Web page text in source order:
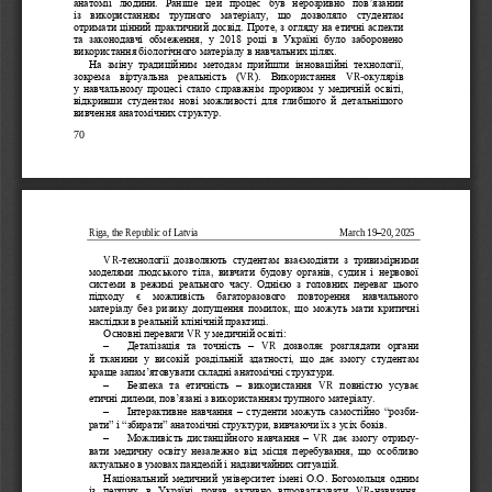
70
із
використанням трупного матеріалу, що дозволяло
студентам
отримати цінний практичний досвід Проте, з огляду на етичні аспекти
та  законодавчі  обмеження,  у  2018  році  в  Україні  було  заборонено
використання біологічного матеріалу в навчальних цілях.
На  зміну  традиційним  методам  прийшли  інноваційні  технології,
зокрема  віртуальна  реальність  (VR).  Використання VR-окулярів
у  навчальному  процесі  стало  справжнім  проривом  у  медичній  освіті,
відкривши  студентам  нові  можливості  для  глибшого  й  детальнішого
вивчення анатомічних структур.
Riga, the Republic of Latvia March 19–20, 2025
VR-технології  дозволяють  студентам  взаємодіяти  з  тривимірними
моделями  людського  тіла,  вивчати  будову  органів,  судин  і  нервової
системи  в  режимі  реального  часу.  Однією  з  головних  переваг  цього
підходу   є   можливість  багаторазового   повторення   навчального
матеріалу без ризику допущення помилок, що можуть мати критичні
наслідки в реальній клінічній практиці.
Основні переваги VR у медичній освіті:
–
Деталізація  та  точність – VR
дозволяє  розглядати  органи
й  тканини  у  високій  роздільній  здатності,  що  дає  змогу  студентам
краще запам’ятовувати складні анатомічні структури.
–
Безпека  та  етичність – використання VR
повністю  усуває
етичні дилеми, пов’язані з використанням трупного матеріалу.
–
Інтерактивне навчання – студенти можуть самостійно ―розби-
рати‖ і ―збирати‖ анатомічні структури, вивчаючи їх з усіх боків.
–
Можливість дистанційного навчання – VR дає змогу отриму-
вати  медичну  освіту  незалежно  від  місця  перебування,  що  особливо
актуально в умовах пандемій і надзвичайних ситуацій.
Національний медичний університет імені О.О. Богомольця одним
із  перших  в
Україні  почав  активно  впроваджувати VR-навчання.